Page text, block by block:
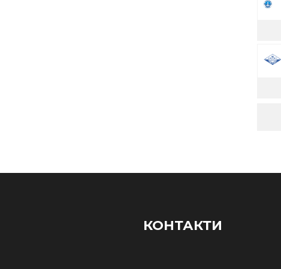
КОНТАКТИ